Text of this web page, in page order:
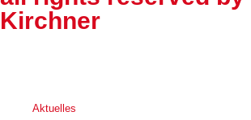
Kirchner
Aktuelles